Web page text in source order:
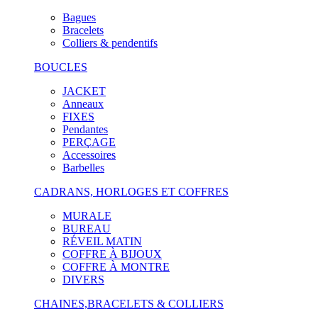
Bagues
Bracelets
Colliers & pendentifs
BOUCLES
JACKET
Anneaux
FIXES
Pendantes
PERÇAGE
Accessoires
Barbelles
CADRANS, HORLOGES ET COFFRES
MURALE
BUREAU
RÉVEIL MATIN
COFFRE À BIJOUX
COFFRE À MONTRE
DIVERS
CHAINES,BRACELETS & COLLIERS